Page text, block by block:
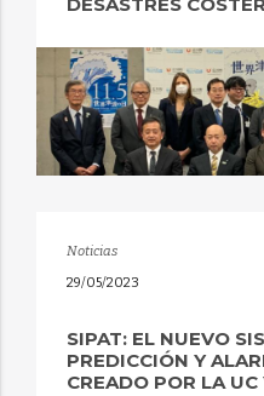
Noticias
29/05/2023
SIPAT: EL NUEVO
PREDICCIÓN Y
CREADO POR LA